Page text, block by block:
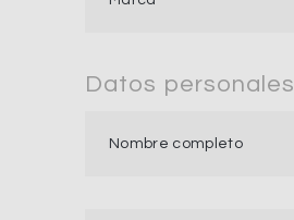
Datos personales